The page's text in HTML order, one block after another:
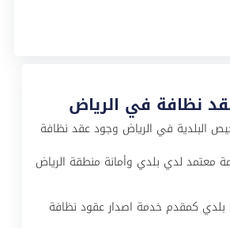
نظافة في الرياض
البلدية في الرياض وجود عقد نظافة
معتمد لدي بلدي وأمانة منطقة الرياض
كمقدم خدمة اصدار عقود نظافة